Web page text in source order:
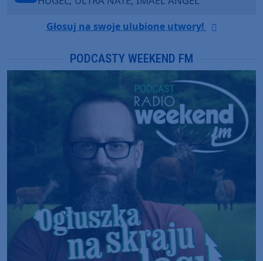
Głosuj na swoje ulubione utwory!
PODCASTY WEEKEND FM